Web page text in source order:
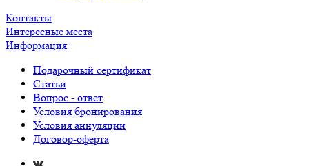
Контакты
Интересные места
Информация
Подарочный сертификат
Статьи
Вопрос - ответ
Условия бронирования
Условия аннуляции
Договор-оферта